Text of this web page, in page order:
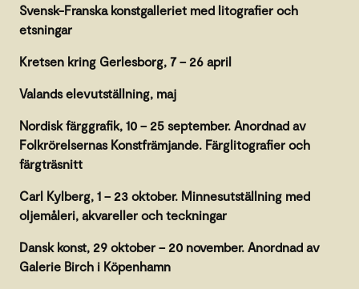
Svensk-Franska konstgalleriet med litografier och
etsningar
Kretsen kring Gerlesborg, 7 – 26 april
Valands elevutställning, maj
Nordisk färggrafik, 10 – 25 september. Anordnad av
Folkrörelsernas Konstfrämjande. Färglitografier och
färgträsnitt
Carl Kylberg, 1 – 23 oktober. Minnesutställning med
oljemåleri, akvareller och teckningar
Dansk konst, 29 oktober – 20 november. Anordnad av
Galerie Birch i Köpenhamn